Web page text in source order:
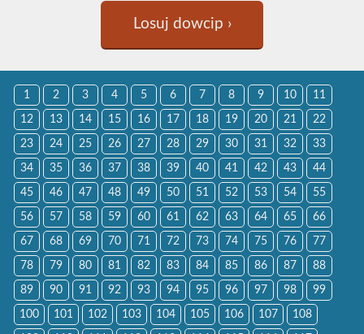
Losuj dowcip ›
1 2 3 4 5 6 7 8 9 10 11
12 13 14 15 16 17 18 19 20 21 22
23 24 25 26 27 28 29 30 31 32 33
34 35 36 37 38 39 40 41 42 43 44
45 46 47 48 49 50 51 52 53 54 55
56 57 58 59 60 61 62 63 64 65 66
67 68 69 70 71 72 73 74 75 76 77
78 79 80 81 82 83 84 85 86 87 88
89 90 91 92 93 94 95 96 97 98 99
100 101 102 103 104 105 106 107 108